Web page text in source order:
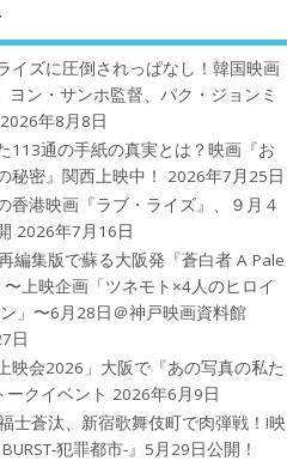
イズに圧倒されっぱなし！韓国映画
ヨン・サンホ監督、パク・ジョンミ
2026年8月8日
113通の手紙の真実とは？映画『お
秘密』関西上映中！
2026年7月25日
香港映画『ラブ・ライズ』、９月４
2026年7月16日
編集版で蘇る大阪発『蒼白者 A Pale
上映企画「ツネモト×4人のヒロイ
」〜6月28日＠神戸映画資料館
日
映会2026」大阪で『あの写真の私た
ークイベント 2026年6月9日
士蒼汰、新宿歌舞伎町で肉弾戦！!映
犯罪都市-』5月29日公開！